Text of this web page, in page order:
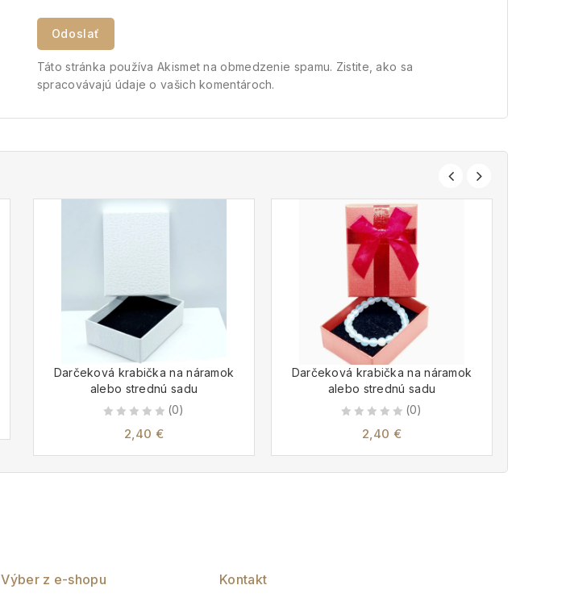
Táto stránka používa Akismet na obmedzenie spamu. Zistite, ako sa
spracovávajú údaje o vašich komentároch.
Darčeková krabička na náramok
alebo strednú sadu
(0)
2,40 €
Darčeková krabička na náramok
alebo strednú sadu
(0)
2,40 €
Výber z e-shopu Kontakt